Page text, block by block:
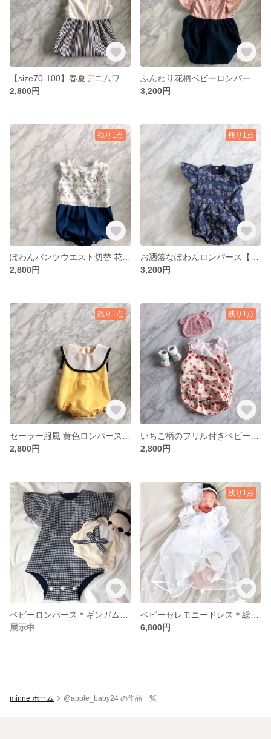
2,800円
3,200円
残り1点
2,800円
残り1点
3,200円
残り1点
2,800円
残り1点
2,800円
展示中
残り1点
6,800円
minne ホーム @apple_baby24 の作品一覧